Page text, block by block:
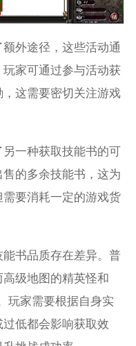
外途径，这些活动通
家可通过参与活动获
这需要密切关注游戏
一种获取技能书的可
的多余技能书，这为
要消耗一定的游戏货
书品质存在差异。普
级地图的精英怪和
玩家需要根据自身实
低都会影响获取效